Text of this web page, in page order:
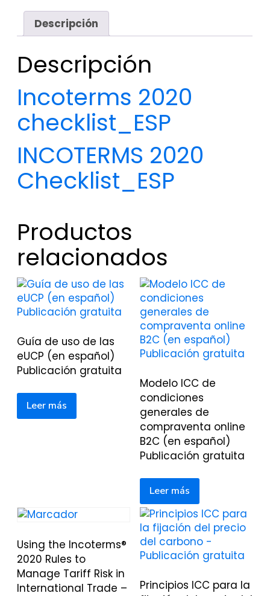
Descripción
Descripción
Incoterms 2020
checklist_ESP
INCOTERMS 2020
Checklist_ESP
Productos
relacionados
Guía de uso de las
eUCP (en español)
Publicación gratuita
Leer más
Modelo ICC de
condiciones
generales de
compraventa online
B2C (en español)
Publicación gratuita
Leer más
Using the Incoterms®
2020 Rules to
Manage Tariff Risk in
International Trade –
Principios ICC para la